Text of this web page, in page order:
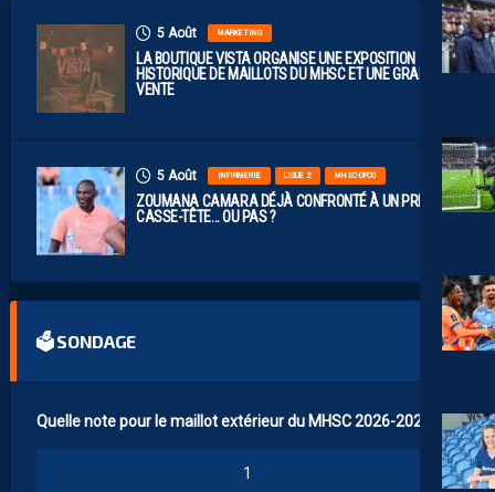
5 Août MARKETING
LA BOUTIQUE VISTA ORGANISE UNE EXPOSITION
HISTORIQUE DE MAILLOTS DU MHSC ET UNE GRANDE
VENTE
5 Août INFIRMERIE LIGUE 2 MHSC-DFCO
ZOUMANA CAMARA DÉJÀ CONFRONTÉ À UN PREMIER
CASSE-TÊTE… OU PAS ?
🗳 SONDAGE
Quelle note pour le maillot extérieur du MHSC 2026-2027 ?
1